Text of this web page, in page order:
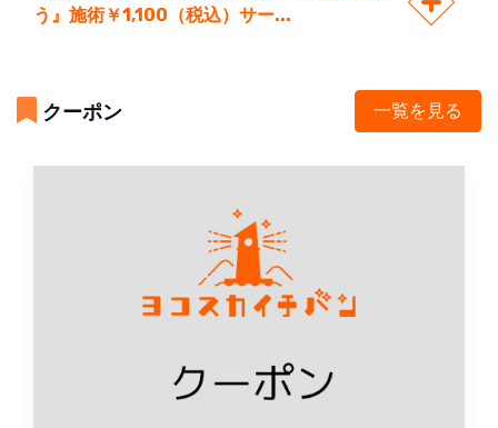
う』施術￥1,100（税込）サー...
クーポン 一覧を見る